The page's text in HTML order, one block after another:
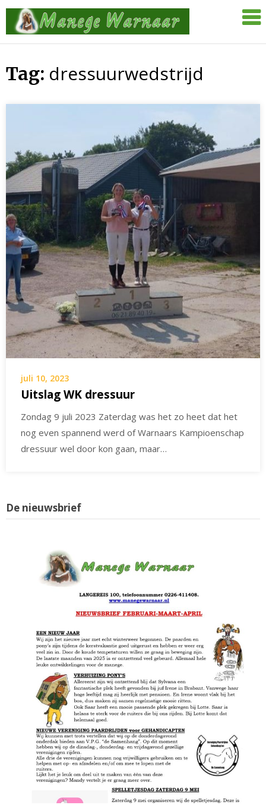
Skip
content
Manege
Tag: dressuurwedstrijd
juli 10, 2023
Uitslag WK dressuur
Zondag 9 juli 2023 Zaterdag was het zo heet dat het
nog even spannend werd of Warnaars Kampioenschap
dressuur wel door kon gaan, maar…
De nieuwsbrief